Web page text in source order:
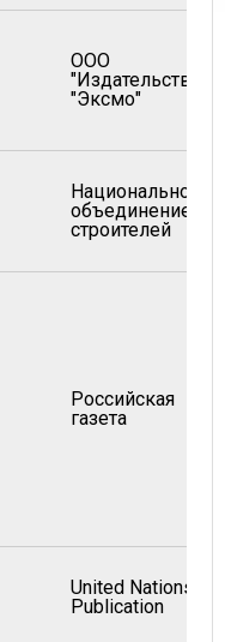
ООО
"Издательство
"Эксмо"
Национальное
объединение
строителей
Российская
газета
United Nations
Publication